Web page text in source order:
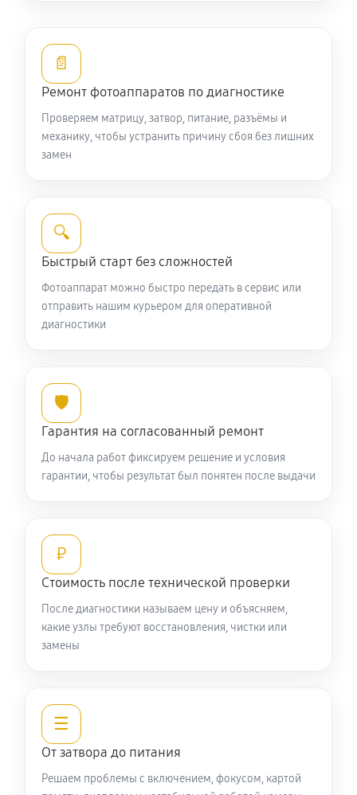
Замена вспышки фотоаппарата Nikon Coolpix L105
1870 руб 60 минут
Программный ремонт фотоаппарата Nikon Coolpix
3190 руб 60 минут
📄
Ремонт фотоаппаратов по диагностике
Проверяем матрицу, затвор, питание, разъёмы и
механику, чтобы устранить причину сбоя без лишних
замен
🔍
Быстрый старт без сложностей
Фотоаппарат можно быстро передать в сервис или
отправить нашим курьером для оперативной
диагностики
🛡️
Гарантия на согласованный ремонт
До начала работ фиксируем решение и условия
гарантии, чтобы результат был понятен после выдачи
₽
Стоимость после технической проверки
После диагностики называем цену и объясняем,
какие узлы требуют восстановления, чистки или
замены
☰
От затвора до питания
Решаем проблемы с включением, фокусом, картой